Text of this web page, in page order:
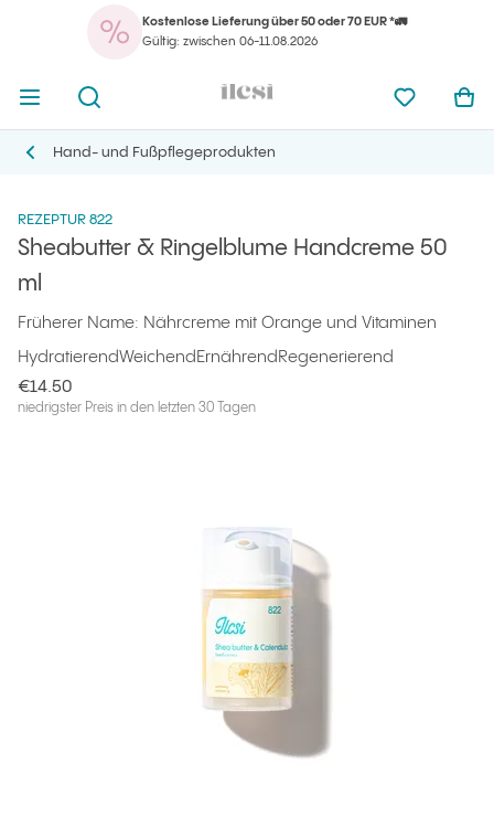
Kostenlose Lieferung über 50 oder 70 EUR *🚛
Gültig: zwischen 06-11.08.2026
Ilcsi Startseite
Menü öffnenSuchmaschine öffnen
Menü öffnenSuchmaschine öffnen meine
Ihr
Produkte
Körperpflege
Hand- und Fußpflegeprodukten
Sheabutter & Ringelblume Handcreme 50 ml
REZEPTUR 822
Sheabutter & Ringelblume Handcreme 50
ml
Früherer Name: Nährcreme mit Orange und Vitaminen
HydratierendWeichend Ernährend Regenerierend
€14.50
niedrigster Preis in den letzten 30 Tagen